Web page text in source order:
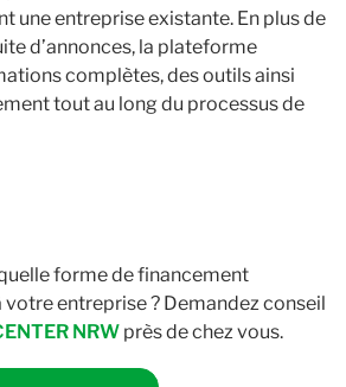
une entreprise existante. En plus de
d’annonces, la plateforme
complètes, des outils ainsi
tout au long du processus de
forme de financement
entreprise ? Demandez conseil
NRW près de chez vous.